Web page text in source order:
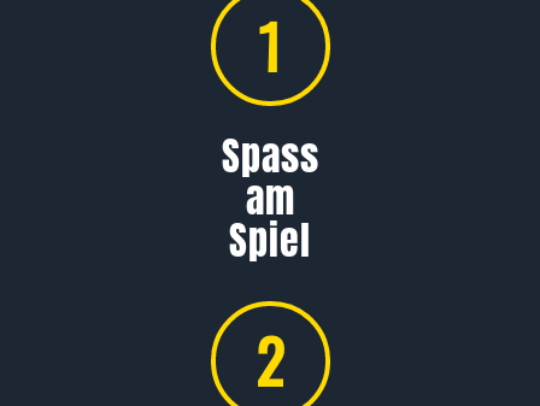
1
Spass
am
Spiel
2